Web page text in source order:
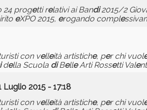
24 progetti relativi ai Bandi2015/2
eXPO 2015, erogando comple
con velleità artistiche, per chi vuol
della Scuola diBelleArti Rossetti Vale
Luglio 2015 - 17:18
con velleità artistiche, per chi vuol